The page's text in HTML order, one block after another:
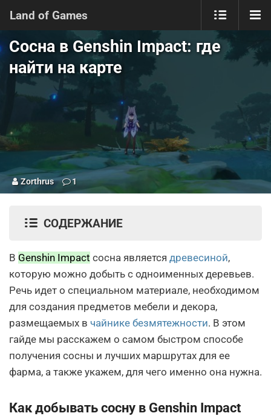
Land of Games
Сосна в Genshin Impact: где
найти на карте
Zorthrus 1
СОДЕРЖАНИЕ
В Genshin Impact сосна является древесиной,
которую можно добыть с одноименных деревьев.
Речь идет о специальном материале, необходимом
для создания предметов мебели и декора,
размещаемых в чайнике безмятежности. В этом
гайде мы расскажем о самом быстром способе
получения сосны и лучших маршрутах для ее
фарма, а также укажем, для чего именно она нужна.
Как добывать сосну в Genshin Impact